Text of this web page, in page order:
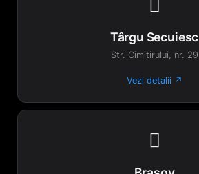
Târgu Secuiesc
Str. Cimitirului, nr. 29
Vezi detalii ↗
